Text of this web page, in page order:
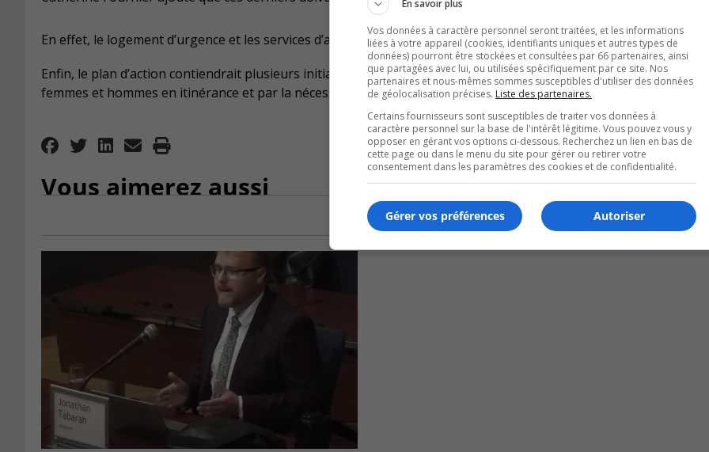
En effet, le logement d’urgence et les services d’aide aux personnes itinérantes doivent être développés.
Enfin, le plan d’action contiendrait plusieurs initiatives et actions pour accroître les ressources d’aide pour
femmes et hommes en itinérance et par la nécessité en hébergement.
Vous aimerez aussi
En savoir plus
Vos données à caractère personnel seront traitées, et les informations
liées à votre appareil (cookies, identifiants uniques et autres types de
données) pourront être stockées et consultées par 66 partenaires, ainsi
que partagées avec lui, ou utilisées spécifiquement par ce site. Nos
partenaires et nous-mêmes sommes susceptibles d'utiliser des données
de géolocalisation précises. Liste des partenaires.
Certains fournisseurs sont susceptibles de traiter vos données à
caractère personnel sur la base de l'intérêt légitime. Vous pouvez vous y
opposer en gérant vos options ci-dessous. Recherchez un lien en bas de
cette page ou dans le menu du site pour gérer ou retirer votre
consentement dans les paramètres des cookies et de confidentialité.
Autoriser
Gérer vos préférences